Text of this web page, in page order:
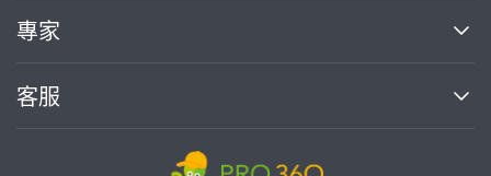
部落格
加入我們
買服務
熱門服務
專家
案件中心
客服